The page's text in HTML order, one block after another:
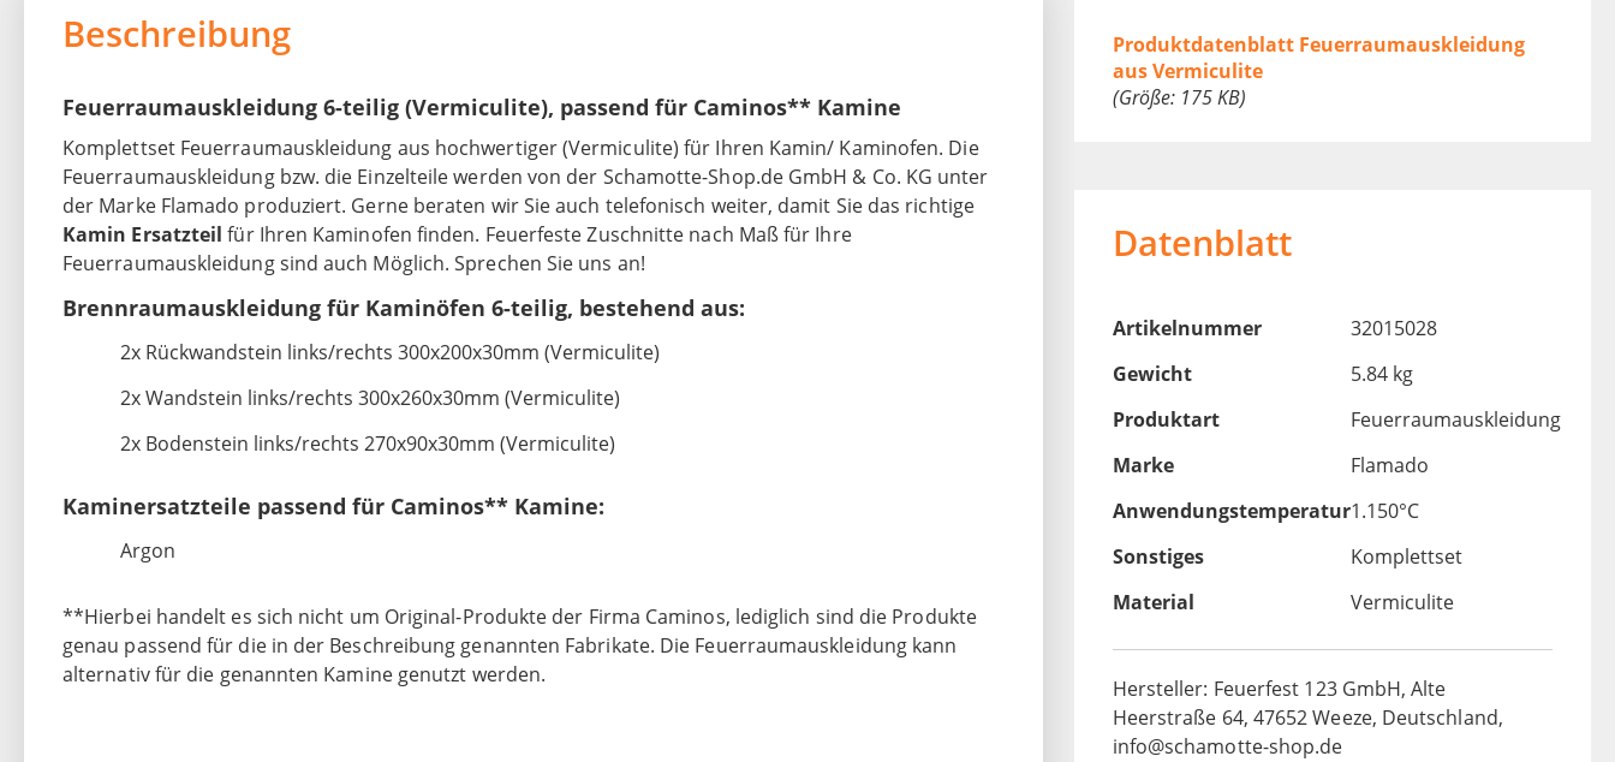
Beschreibung
Feuerraumauskleidung 6-teilig (Vermiculite), passend für Caminos** Kamine
Komplettset Feuerraumauskleidung aus hochwertiger (Vermiculite) für Ihren Kamin/ Kaminofen. Die
Feuerraumauskleidung bzw. die Einzelteile werden von der Schamotte-Shop.de GmbH & Co. KG unter
der Marke Flamado produziert. Gerne beraten wir Sie auch telefonisch weiter, damit Sie das richtige
Kamin Ersatzteil für Ihren Kaminofen finden. Feuerfeste Zuschnitte nach Maß für Ihre
Feuerraumauskleidung sind auch Möglich. Sprechen Sie uns an!
Brennraumauskleidung für Kaminöfen 6-teilig, bestehend aus:
2x Rückwandstein links/rechts 300x200x30mm (Vermiculite)
2x Wandstein links/rechts 300x260x30mm (Vermiculite)
2x Bodenstein links/rechts 270x90x30mm (Vermiculite)
Kaminersatzteile passend für Caminos** Kamine:
Argon
**Hierbei handelt es sich nicht um Original-Produkte der Firma Caminos, lediglich sind die Produkte
genau passend für die in der Beschreibung genannten Fabrikate. Die Feuerraumauskleidung kann
alternativ für die genannten Kamine genutzt werden.
Produktdatenblatt Feuerraumauskleidung
aus Vermiculite
(Größe: 175 KB)
Datenblatt
Artikelnummer
32015028
Gewicht
5.84 kg
Produktart
Feuerraumauskleidung
Marke
Flamado
Anwendungstemperatur1.150°C
Sonstiges
Komplettset
Material
Vermiculite
Hersteller: Feuerfest 123 GmbH, Alte
Heerstraße 64, 47652 Weeze, Deutschland,
info@schamotte-shop.de